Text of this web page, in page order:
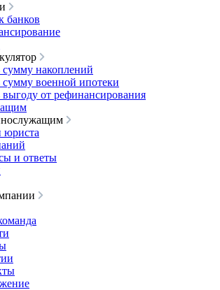
банков
сумму накоплений
сумму военной ипотеки
выгоду от рефинансирования
юриста
и ответы